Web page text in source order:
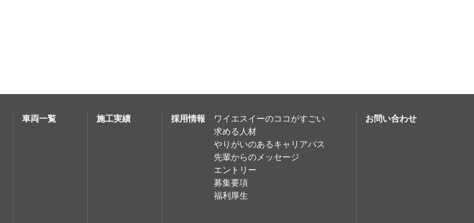
車両一覧 施工実績 採用情報
ワイエスイーのココがすごい
求める人材
やりがいのあるキャリアパス
先輩からのメッセージ
エントリー
募集要項
福利厚生
お問い合わせ